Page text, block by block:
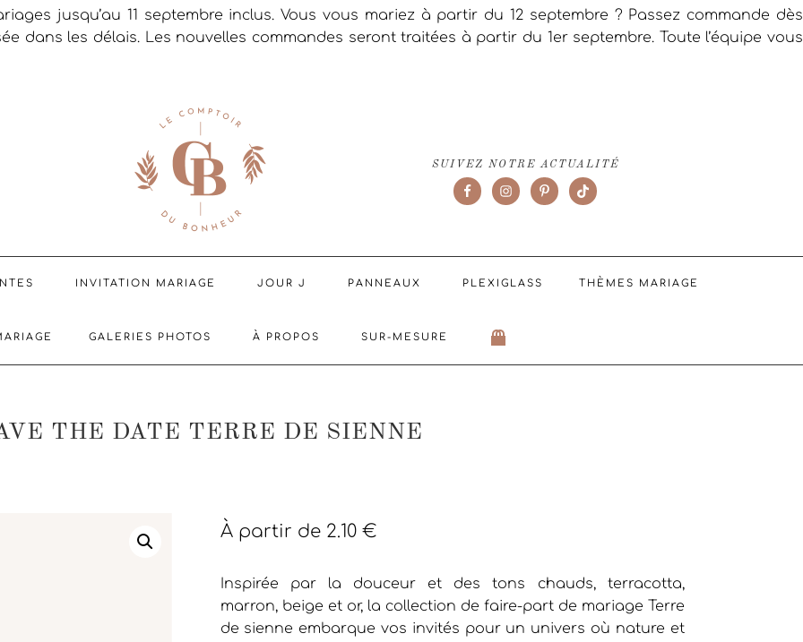
jusqu’au 11 septembre inclus. Vous vous mariez à partir du 12 septembre ? Passez commande dès
dans les délais. Les nouvelles commandes seront traitées à partir du 1er septembre. Toute l’équipe vous
SUIVEZ NOTRE ACTUALITÉ
INVITATION MARIAGE JOUR J PANNEAUX PLEXIGLASS THÈMES MARIAGE
GALERIES PHOTOS À PROPOS SUR-MESURE
THE DATE TERRE DE SIENNE
À partir de 2.10 €
Inspirée par la douceur et des tons chauds, terracotta,
marron, beige et or, la collection de faire-part de mariage Terre
de sienne embarque vos invités pour un univers où nature et